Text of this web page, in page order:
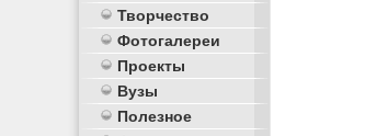
Творчество
Фотогалереи
Проекты
Вузы
Полезное